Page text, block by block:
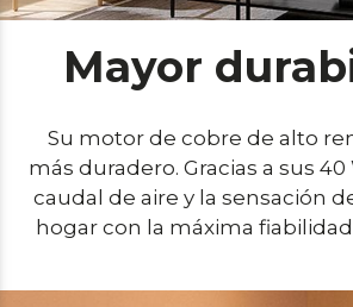
Mayor
Su motor de cobre de alto
más duradero. Gracias a sus
caudal de aire y la sensación
hogar con la máxima